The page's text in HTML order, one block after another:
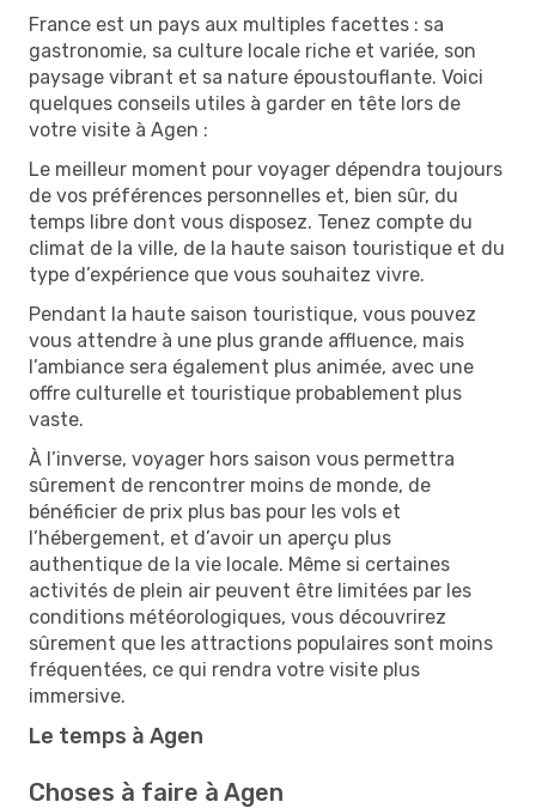
France est un pays aux multiples facettes : sa
gastronomie, sa culture locale riche et variée, son
paysage vibrant et sa nature époustouflante. Voici
quelques conseils utiles à garder en tête lors de
votre visite à Agen :
Le meilleur moment pour voyager dépendra toujours
de vos préférences personnelles et, bien sûr, du
temps libre dont vous disposez. Tenez compte du
climat de la ville, de la haute saison touristique et du
type d’expérience que vous souhaitez vivre.
Pendant la haute saison touristique, vous pouvez
vous attendre à une plus grande affluence, mais
l’ambiance sera également plus animée, avec une
offre culturelle et touristique probablement plus
vaste.
À l’inverse, voyager hors saison vous permettra
sûrement de rencontrer moins de monde, de
bénéficier de prix plus bas pour les vols et
l’hébergement, et d’avoir un aperçu plus
authentique de la vie locale. Même si certaines
activités de plein air peuvent être limitées par les
conditions météorologiques, vous découvrirez
sûrement que les attractions populaires sont moins
fréquentées, ce qui rendra votre visite plus
immersive.
Le temps à Agen
Choses à faire à Agen